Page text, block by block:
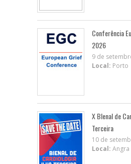
Conferência
2026
9 de
Local: Porto
X BIenal de
Terceira
10 de
Local: